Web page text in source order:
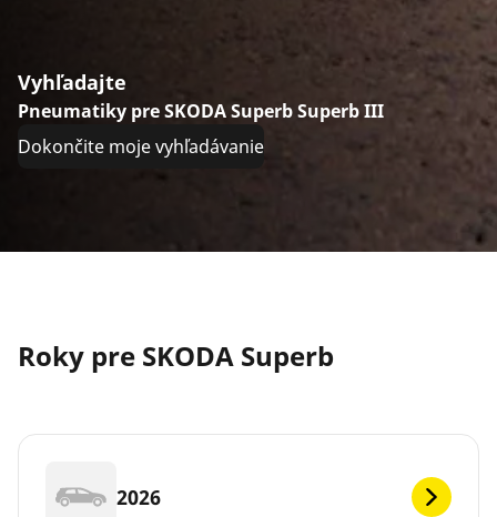
Vyhľadajte
Pneumatiky pre SKODA Superb Superb III
Dokončite moje vyhľadávanie
Roky pre SKODA Superb
2026